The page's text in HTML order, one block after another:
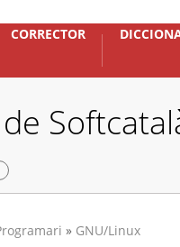
CORRECTOR
» GNU/Linux